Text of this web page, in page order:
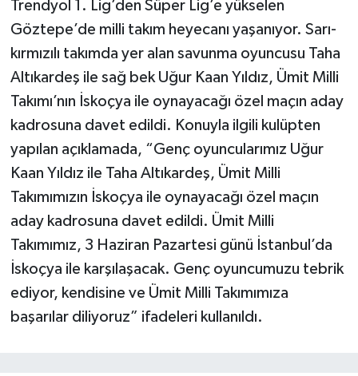
Trendyol 1. Lig’den Süper Lig’e yükselen
Göztepe’de milli takım heyecanı yaşanıyor. Sarı-
kırmızılı takımda yer alan savunma oyuncusu Taha
Altıkardeş ile sağ bek Uğur Kaan Yıldız, Ümit Milli
Takımı’nın İskoçya ile oynayacağı özel maçın aday
kadrosuna davet edildi. Konuyla ilgili kulüpten
yapılan açıklamada, “Genç oyuncularımız Uğur
Kaan Yıldız ile Taha Altıkardeş, Ümit Milli
Takımımızın İskoçya ile oynayacağı özel maçın
aday kadrosuna davet edildi. Ümit Milli
Takımımız, 3 Haziran Pazartesi günü İstanbul’da
İskoçya ile karşılaşacak. Genç oyuncumuzu tebrik
ediyor, kendisine ve Ümit Milli Takımımıza
başarılar diliyoruz” ifadeleri kullanıldı.